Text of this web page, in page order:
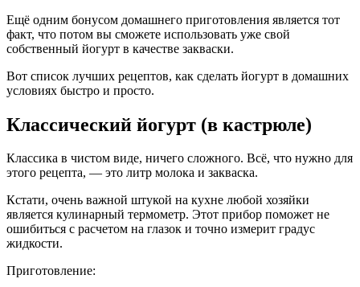
Ещё одним бонусом домашнего приготовления является тот
факт, что потом вы сможете использовать уже свой
собственный йогурт в качестве закваски.
Вот список лучших рецептов, как сделать йогурт в домашних
условиях быстро и просто.
Классический йогурт (в кастрюле)
Классика в чистом виде, ничего сложного. Всё, что нужно для
этого рецепта, — это литр молока и закваска.
Кстати, очень важной штукой на кухне любой хозяйки
является кулинарный термометр. Этот прибор поможет не
ошибиться с расчетом на глазок и точно измерит градус
жидкости.
Приготовление: